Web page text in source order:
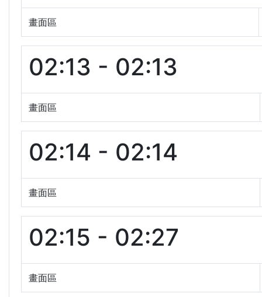
畫面區
02:13 - 02:13
畫面區
02:14 - 02:14
畫面區
02:15 - 02:27
畫面區